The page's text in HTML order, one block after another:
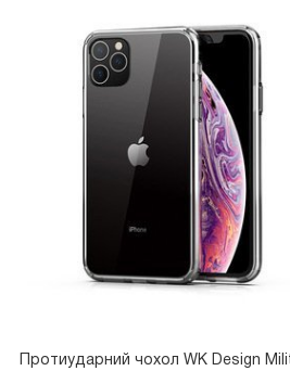
Протиударний чохол WK Design